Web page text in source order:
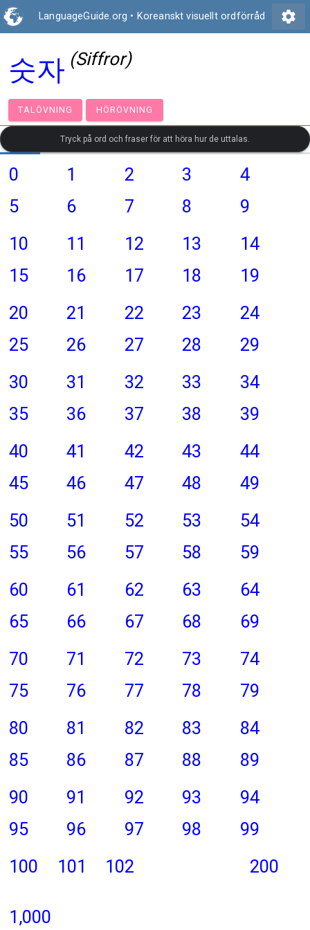
LanguageGuide.org • Koreanskt visuellt ordförråd settings
숫자 (Siffror)
TALÖVNING HÖRÖVNING
Tryck på ord och fraser för att höra hur de uttalas.
0 1 2 3
4
5
6 7 8
9
10
11 12 13
14
15
16 17 18
19
20
21 22 23
24
25
26 27 28
29
30
31 32 33
34
35
36 37 38
39
40
41 42 43
44
45
46 47 48
49
50
51 52 53
54
55
56 57 58
59
60
61 62 63
64
65
66 67 68
69
70
71 72 73
74
75
76 77 78
79
80
81 82 83
84
85
86 87 88
89
90
91 92 93
94
95
96 97 98
99
100
101 102 200
1,000